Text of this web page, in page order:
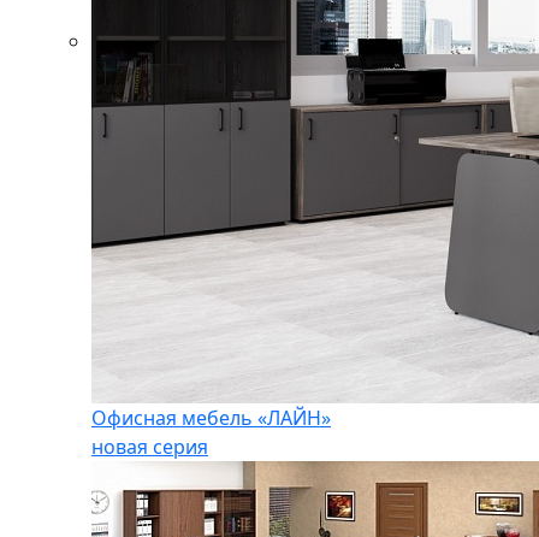
Офисная мебель «ЛАЙН»
новая серия